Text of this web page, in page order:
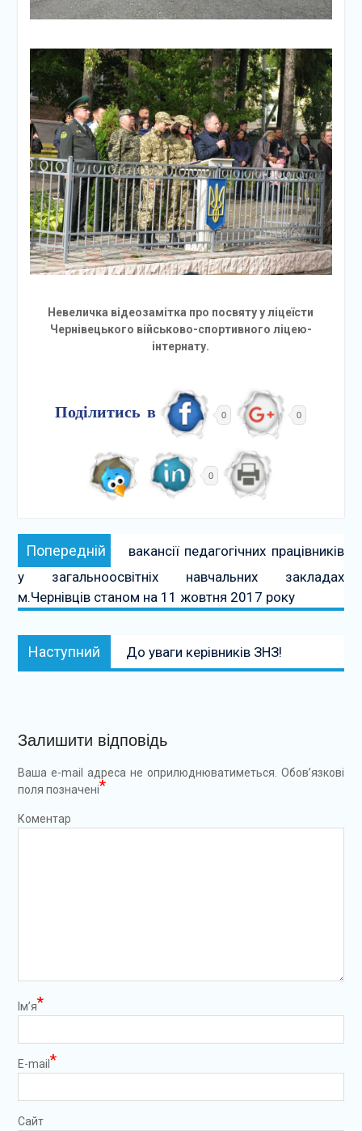
Невеличка відеозамітка про посвяту у ліцеїсти
Чернівецького військово-спортивного ліцею-
інтернату.
Поділитись в 0 0
0
Навігація
записів
Попередній Попередній:
вакансії педагогічних працівників
у загальноосвітніх навчальних закладах
м.Чернівців станом на 11 жовтня 2017 року
Наступний Наступний:
До уваги керівників ЗНЗ!
Залишити відповідь
Ваша e-mail адреса не оприлюднюватиметься. Обов’язкові
поля позначені*
Коментар
Ім’я*
E-mail *
Сайт